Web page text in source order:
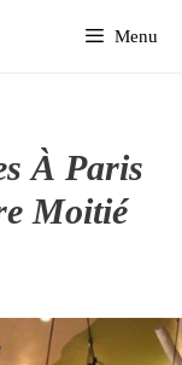
Menu
À Paris
Moitié